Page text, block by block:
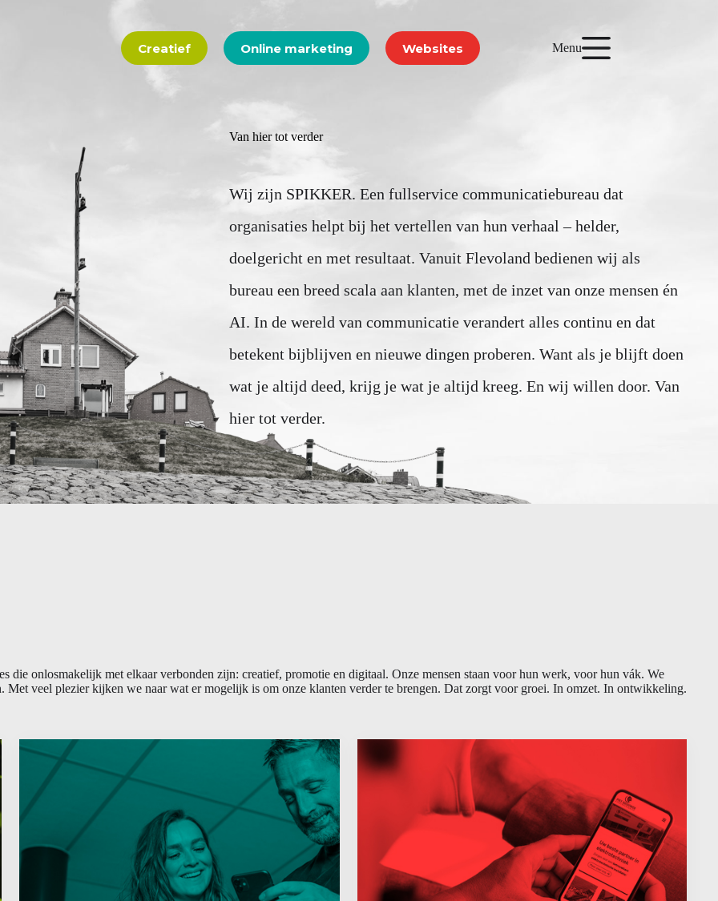
Creatief Online marketing Websites Menu
Van hier tot verder
Wij zijn SPIKKER. Een fullservice communicatiebureau dat
organisaties helpt bij het vertellen van hun verhaal – helder,
doelgericht en met resultaat. Vanuit Flevoland bedienen wij als
bureau een breed scala aan klanten, met de inzet van onze mensen én
AI. In de wereld van communicatie verandert alles continu en dat
betekent bijblijven en nieuwe dingen proberen. Want als je blijft doen
wat je altijd deed, krijg je wat je altijd kreeg. En wij willen door. Van
hier tot verder.
die onlosmakelijk met elkaar verbonden zijn: creatief, promotie en digitaal. Onze mensen staan voor hun werk, voor hun vák. We
Met veel plezier kijken we naar wat er mogelijk is om onze klanten verder te brengen. Dat zorgt voor groei. In omzet. In ontwikkeling.